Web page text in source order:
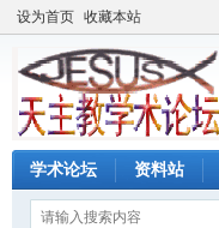
设为首页 收藏本站
学术论坛 资料站